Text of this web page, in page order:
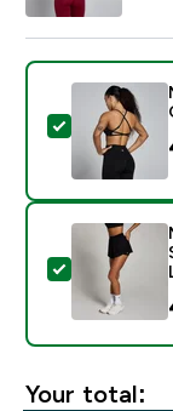
Select
Select
Your total: